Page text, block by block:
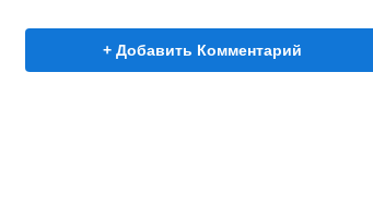
+ Добавить Комментарий